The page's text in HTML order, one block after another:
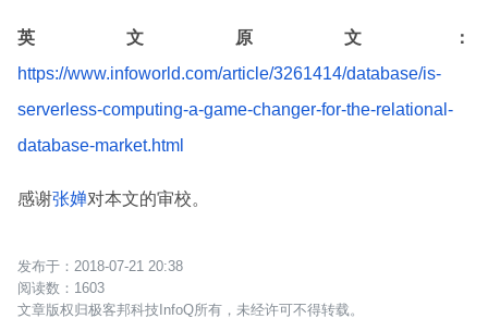
英文原文：
https://www.infoworld.com/article/3261414/database/is-
serverless-computing-a-game-changer-for-the-relational-
database-market.html
感谢张婵对本文的审校。
2018-07-21 20:38
1603
文章版权归极客邦科技InfoQ所有，未经许可不得转载。